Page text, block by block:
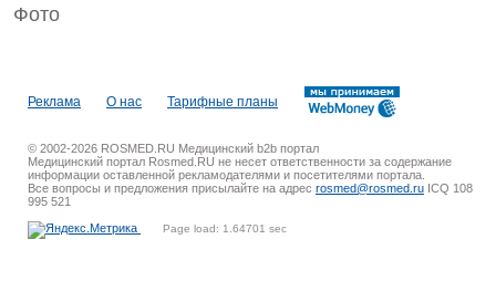
Фото
Реклама О нас Тарифные планы
© 2002-2026 ROSMED.RU Медицинский b2b портал
Медицинский портал Rosmed.RU не несет ответственности за содержание
информации оставленной рекламодателями и посетителями портала.
Все вопросы и предложения присылайте на адрес rosmed@rosmed.ru ICQ 108
995 521
Page load: 1.64701 sec